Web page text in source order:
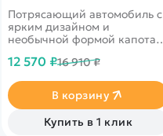
Потрясающий автомобиль с
ярким дизайном и
необычной формой капота
разнообразие в самый
12 570 ₽16 910 ₽
В корзину
Купить в 1 клик